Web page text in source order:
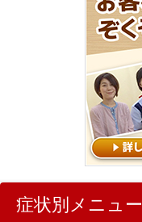
症状別メニュー